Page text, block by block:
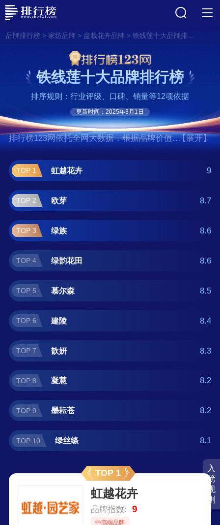
品牌排行榜> 家纺品牌 > 盆栽花卉品牌 > 铁线莲十大品牌排行榜
入
榜
规
则
铁线莲十大品牌排行榜
排序规则：行业评级、口碑、销量等12项依据
更新时间：2025年3月1日
排行榜123网依托全网大数据，根据品牌价值、
口碑评价等多项指数评选出了铁线莲十大品牌
排行榜,前十名分别是虹越花卉、欧芽、绿族、
绿韵花田、慕尔森、建陵、歆妍、凝慧、墨耘
苍、绿丝绦。如果您正在查找铁线莲什么牌子
好？那么本铁线莲十大品牌榜单可供您作为选
购参考，我们致力于用最真实的用户数据推荐
口碑最好的铁线莲品牌，让您选得放心。(榜单
每月更新一次)
【展开】
TOP 1 虹越花卉 9
TOP 2 欧芽 8.7
TOP 3 绿族 8.6
TOP 4 绿韵花田 8.6
TOP 5 慕尔森 8.5
TOP 6 建陵 8.4
TOP 7 歆妍 8.3
TOP 8 凝慧 8.2
TOP 9 墨耘苍 8.2
TOP 10 绿丝绦 8.1
TOP 1
虹越花卉
品牌指数: 9
中高端品牌